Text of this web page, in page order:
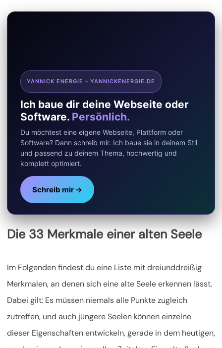
YANNICK ENERGIE - YANNICKENERGIE.DE
Ich baue dir deine Webseite oder
Software. Persönlich.
Du möchtest eine eigene Webseite, Plattform oder
Software? Dann schreib mir. Ich baue sie in deinem Stil
und passend zu deinem Thema, hochwertig und
komplett optimiert.
Schreib mir →
Die 33 Merkmale einer alten Seele
Im Folgenden findest du eine Liste mit dreiunddreißig
Merkmalen, an denen sich eine alte Seele erkennen lässt.
Dabei gilt: Es müssen niemals alle Punkte zugleich
zutreffen, und auch jüngere Seelen können einzelne
dieser Eigenschaften entwickeln, gerade in dem heutigen,